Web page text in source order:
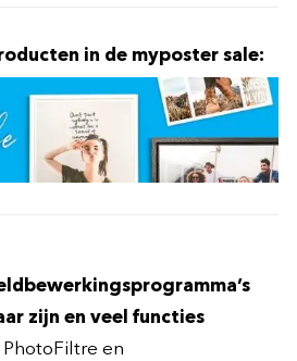
in de myposter sale:
zijn en veel functies
PhotoFiltre en